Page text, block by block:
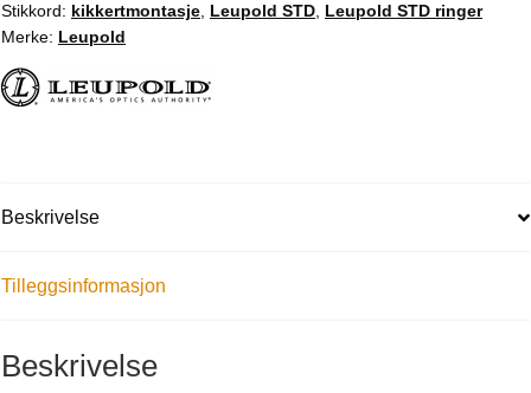
Stikkord: kikkertmontasje, Leupold STD, Leupold STD ringer
Merke: Leupold
Beskrivelse
Tilleggsinformasjon
Beskrivelse